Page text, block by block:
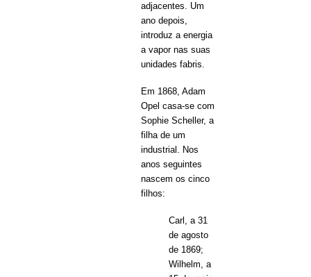
adjacentes. Um
ano depois,
introduz a energia
a vapor nas suas
unidades fabris.
Em 1868, Adam
Opel casa-se com
Sophie Scheller, a
filha de um
industrial. Nos
anos seguintes
nascem os cinco
filhos:
Carl, a 31
de agosto
de 1869;
Wilhelm, a